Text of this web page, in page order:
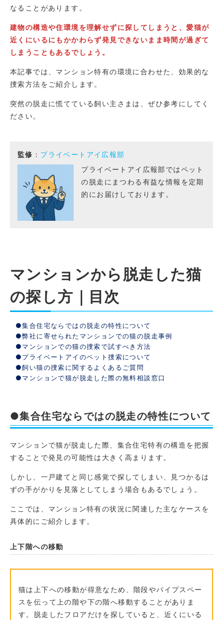
なることがあります。
建物の構造や住環境を理解せずに探してしまうと、愛猫が
近くにいるにもかかわらず発見できないまま時間が過ぎて
しまうこともあるでしょう。
本記事では、マンション特有の環境に合わせた、効果的な
捜索方法をご紹介します。
突然の脱走に慌てている飼い主さまは、ぜひ参考にしてく
ださい。
監修 ： プライベートアイ広報部
プライベートアイ広報部ではペット
の脱走にまつわる有益な情報を定期
的にお届けしております。
マンションから脱走した猫
の探し方｜目次
●集合住宅ならではの脱走の特性について
●弊社に寄せられたマンションでの猫の脱走事例
●マンションでの猫の捜索で試すべき方法
●プライベートアイのペット捜索について
●飼い猫の捜索に関するよくあるご質問
●マンションで猫が脱走した際の無料相談窓口
●集合住宅ならではの脱走の特性について
マンションで猫が脱走した際、集合住宅特有の構造を把握
することで発見の可能性は大きく高まります。
しかし、一戸建てと同じ感覚で探してしまい、見つかるは
ずの手がかりを見落としてしまう場合もあるでしょう。
ここでは、マンション特有の状況に関連した主なケースを
具体的にご紹介します。
上下階への移動
猫は上下への移動が得意なため、階段やパイプスペー
スを伝って上の階や下の階へ移動することがありま
す。脱走したフロアだけを探していると、近くにいる